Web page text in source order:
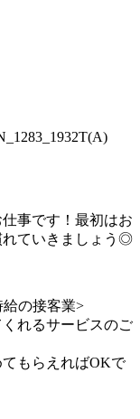
事です！最初はお
れていきましょう◎
の接客業>
れるサービスのご
もらえればOKで